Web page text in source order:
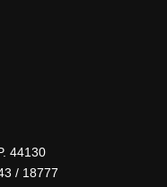
44130
/ 18843 / 18777